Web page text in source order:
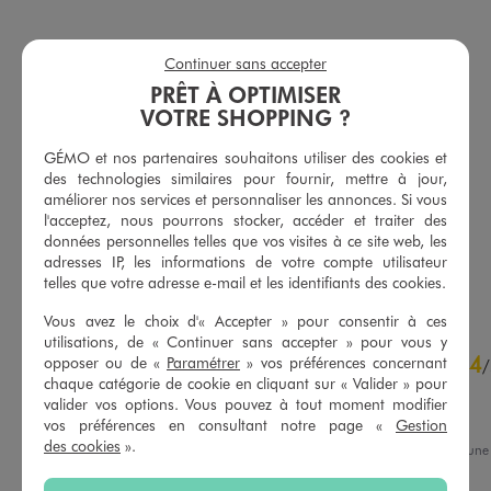
Tee-shirt manches courtes col rond en coton homme
Existe en taille +
-50% sur le 2ème produit d'été
5/5 de moyenne
(161 avis)
AJOUTERAU PANIER
Tee-shirt à manches courtes en jersey de coton uni homme
-50% sur le 2ème produit d'été
5/5 de moyenne
(30 avis)
AJOUTER AU PANIER
4.7/5 4/
Avis vérifié et récompensé
Bien
, suite à
PRÊT À OPTIMISER
VOTRE SHOPPING ?
GÉMO et nos partenaires souhaitons utiliser des cookies et
des technologies similaires pour fournir, mettre à jour,
améliorer nos services et personnaliser les annonces. Si vous
l'acceptez, nous pourrons stocker, accéder et traiter des
données personnelles telles que vos visites à ce site web, les
adresses IP, les informations de votre compte utilisateur
telles que votre adresse e-mail et les identifiants des cookies.
Vous avez le choix d'« Accepter » pour consentir à ces
utilisations, de « Continuer sans accepter » pour vous y
opposer ou de « Paramétrer » vos préférences concernant
chaque catégorie de cookie en cliquant sur « Valider » pour
valider vos options. Vous pouvez à tout moment modifier
vos préférences en consultant notre page « Gestion
des cookies ».
Continuer sans accepter